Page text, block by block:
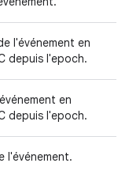
l'événement en
depuis l'epoch.
en
depuis l'epoch.
l'événement.